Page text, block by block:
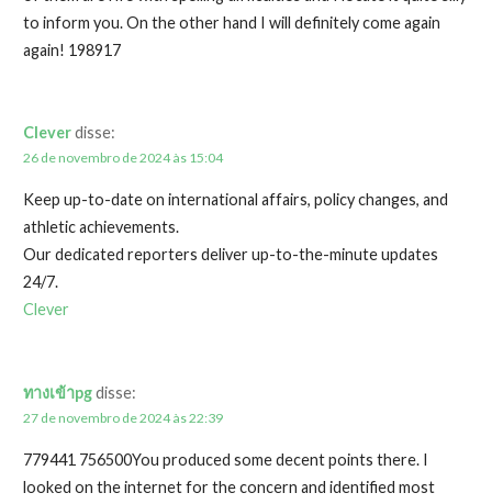
to inform you. On the other hand I will definitely come again
again! 198917
Cleverdisse:
26 de novembro de 2024 às 15:04
Keep up-to-date on international affairs, policy changes, and
athletic achievements.
Our dedicated reporters deliver up-to-the-minute updates
24/7.
Clever
ทางเข้าpgdisse:
27 de novembro de 2024 às 22:39
779441 756500You produced some decent points there. I
looked on the internet for the concern and identified most